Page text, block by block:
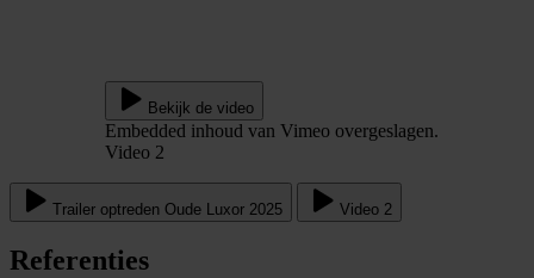
Bekijk de video
Embedded inhoud van Vimeo overgeslagen.
Video 2
Trailer optreden Oude Luxor 2025 Video 2
Referenties